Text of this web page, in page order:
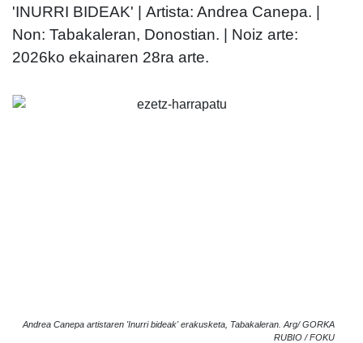
'INURRI BIDEAK' | Artista: Andrea Canepa. |
Non: Tabakaleran, Donostian. | Noiz arte:
2026ko ekainaren 28ra arte.
Andrea Canepa artistaren 'Inurri bideak' erakusketa, Tabakaleran. Arg/ GORKA
RUBIO / FOKU